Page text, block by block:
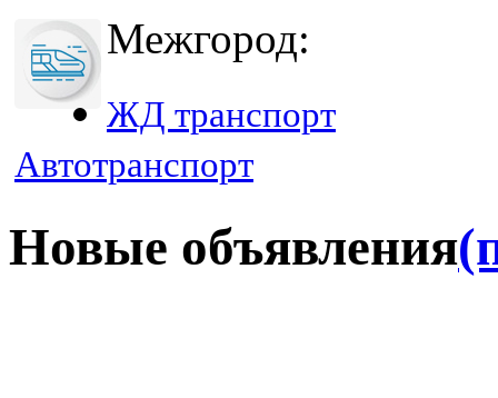
Межгород:
ЖД транспорт
Автотранспорт
Новые объявления